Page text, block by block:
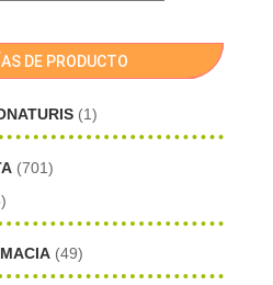
DE PRODUCTO
(1)
(701)
(49)